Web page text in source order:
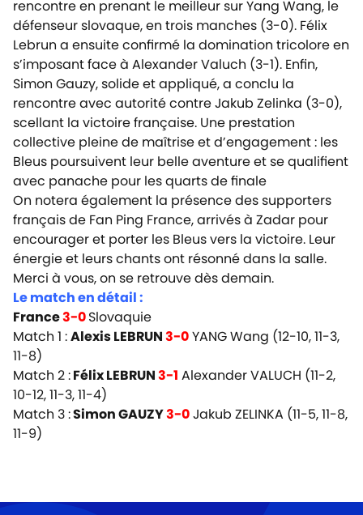
rencontre en prenant le meilleur sur Yang Wang, le
défenseur slovaque, en trois manches (3-0). Félix
Lebrun a ensuite confirmé la domination tricolore en
s’imposant face à Alexander Valuch (3-1). Enfin,
Simon Gauzy, solide et appliqué, a conclu la
rencontre avec autorité contre Jakub Zelinka (3-0),
scellant la victoire française. Une prestation
collective pleine de maîtrise et d’engagement : les
Bleus poursuivent leur belle aventure et se qualifient
avec panache pour les quarts de finale
On notera également la présence des supporters
français de Fan Ping France, arrivés à Zadar pour
encourager et porter les Bleus vers la victoire. Leur
énergie et leurs chants ont résonné dans la salle.
Merci à vous, on se retrouve dès demain.
Le match en détail :
France3-0Slovaquie
Match 1 :Alexis LEBRUN3-0YANG Wang (12-10, 11-3,
11-8)
Match 2 :Félix LEBRUN3-1 Alexander VALUCH (11-2,
10-12, 11-3, 11-4)
Match 3 :Simon GAUZY3-0Jakub ZELINKA (11-5, 11-8,
11-9)